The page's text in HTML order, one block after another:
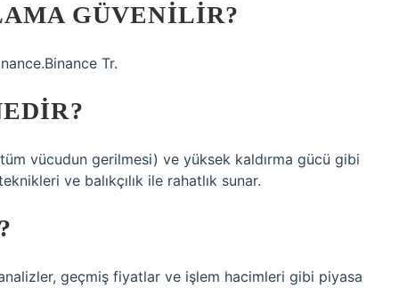
GÜVENILIR?
Tr.
vücudun gerilmesi) ve yüksek kaldırma gücü gibi
ve balıkçılık ile rahatlık sunar.
geçmiş fiyatlar ve işlem hacimleri gibi piyasa